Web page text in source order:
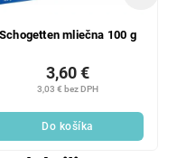
Schogetten mliečna 100 g
3,03 € bez DPH
3,60 €
Do košíka